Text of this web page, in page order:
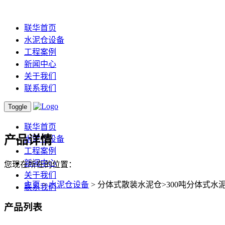
联华首页
水泥仓设备
工程案例
新闻中心
关于我们
联系我们
Toggle
联华首页
水泥仓设备
工程案例
新闻中心
关于我们
联系我们
产品详情
您现在所在的位置：
主页>水泥仓设备 > 分体式散装水泥仓>300吨分体式水
产品列表